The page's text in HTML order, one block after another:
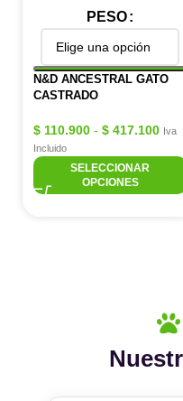
PESO
N&D ANCESTRAL GATO
CASTRADO
$ 110.900 - $ 417.100 Iva
Incluido
SELECCIONAR
OPCIONES